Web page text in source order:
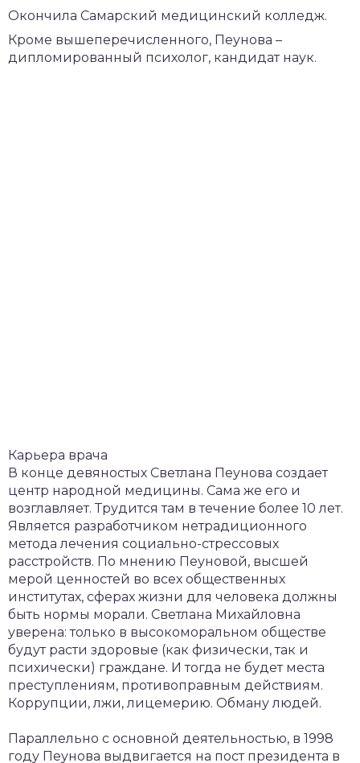
Окончила Самарский медицинский колледж.
Кроме вышеперечисленного, Пеунова –
дипломированный психолог, кандидат наук.
Карьера врача
В конце девяностых Светлана Пеунова создает
центр народной медицины. Сама же его и
возглавляет. Трудится там в течение более 10 лет.
Является разработчиком нетрадиционного
метода лечения социально-стрессовых
расстройств. По мнению Пеуновой, высшей
мерой ценностей во всех общественных
институтах, сферах жизни для человека должны
быть нормы морали. Светлана Михайловна
уверена: только в высокоморальном обществе
будут расти здоровые (как физически, так и
психически) граждане. И тогда не будет места
преступлениям, противоправным действиям.
Коррупции, лжи, лицемерию. Обману людей.
Параллельно с основной деятельностью, в 1998
году Пеунова выдвигается на пост президента в